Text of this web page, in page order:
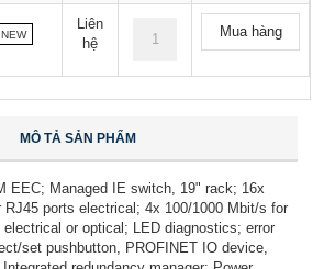
NEW
Liên
hệ
Mua hàng
MÔ TẢ SẢN PHẨM
EEC; Managed IE switch, 19" rack; 16x
RJ45 ports electrical; 4x 100/1000 Mbit/s for
or optical; LED diagnostics; error
set pushbutton, PROFINET IO device,